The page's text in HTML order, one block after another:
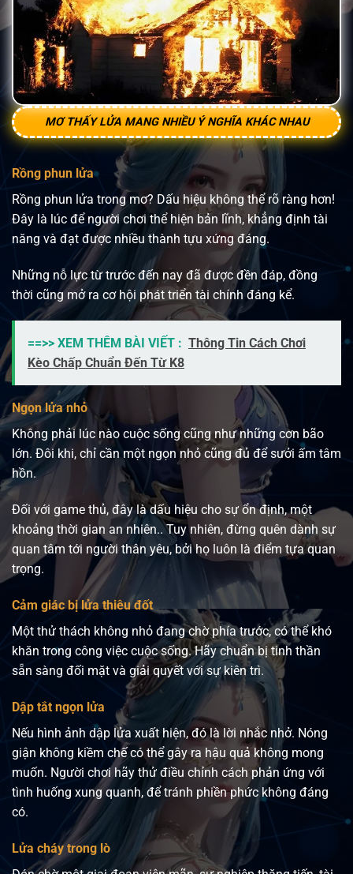
MƠ THẤY LỬA MANG NHIỀU Ý NGHĨA KHÁC NHAU
Rồng phun lửa
Rồng phun lửa trong mơ? Dấu hiệu không thể rõ ràng hơn!
Đây là lúc để người chơi thể hiện bản lĩnh, khẳng định tài
năng và đạt được nhiều thành tựu xứng đáng.
Những nỗ lực từ trước đến nay đã được đền đáp, đồng
thời cũng mở ra cơ hội phát triển tài chính đáng kể.
==>> XEM THÊM BÀI VIẾT : Thông Tin Cách Chơi
Kèo Chấp Chuẩn Đến Từ K8
Ngọn lửa nhỏ
Không phải lúc nào cuộc sống cũng như những cơn bão
lớn. Đôi khi, chỉ cần một ngọn nhỏ cũng đủ để sưởi ấm tâm
hồn.
Đối với game thủ, đây là dấu hiệu cho sự ổn định, một
khoảng thời gian an nhiên.. Tuy nhiên, đừng quên dành sự
quan tâm tới người thân yêu, bởi họ luôn là điểm tựa quan
trọng.
Cảm giác bị lửa thiêu đốt
Một thử thách không nhỏ đang chờ phía trước, có thể khó
khăn trong công việc cuộc sống. Hãy chuẩn bị tinh thần
sẵn sàng đối mặt và giải quyết với sự kiên trì.
Dập tắt ngọn lửa
Nếu hình ảnh dập lửa xuất hiện, đó là lời nhắc nhở. Nóng
giận không kiềm chế có thể gây ra hậu quả không mong
muốn. Người chơi hãy thử điều chỉnh cách phản ứng với
tình huống xung quanh, để tránh phiền phức không đáng
có.
Lửa cháy trong lò